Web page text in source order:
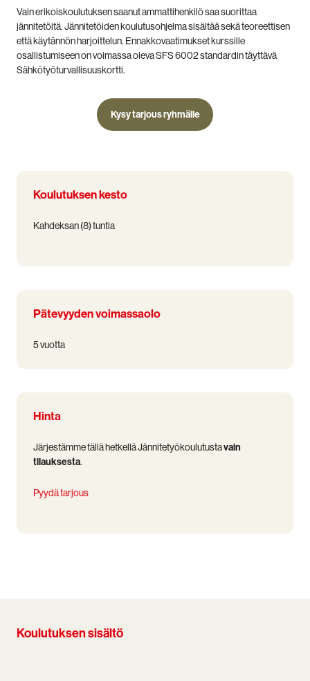
Vain erikoiskoulutuksen saanut ammattihenkilö saa suorittaa
jännitetöitä. Jännitetöiden koulutusohjelma sisältää sekä teoreettisen
että käytännön harjoittelun. Ennakkovaatimukset kurssille
osallistumiseen on voimassa oleva SFS 6002 standardin täyttävä
Sähkötyöturvallisuuskortti.
Kysy tarjous ryhmälle
Koulutuksen kesto
Kahdeksan (8) tuntia
Pätevyyden voimassaolo
5 vuotta
Hinta
Järjestämme tällä hetkellä Jännitetyökoulutustavain
tilauksesta.
Pyydä tarjous
Koulutuksen sisältö